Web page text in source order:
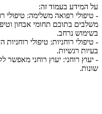
על המידע בעמוד זה:
- טיפולי רפואה משלימה:
משלבים בתוכם תחומי אבחון
בשימוש נרחב.
- טיפולי רוחניות: טיפולי רוחניות
בעיות רגשיות.
- יעוץ רוחני: יעוץ רוחני מאפשר
שונות.